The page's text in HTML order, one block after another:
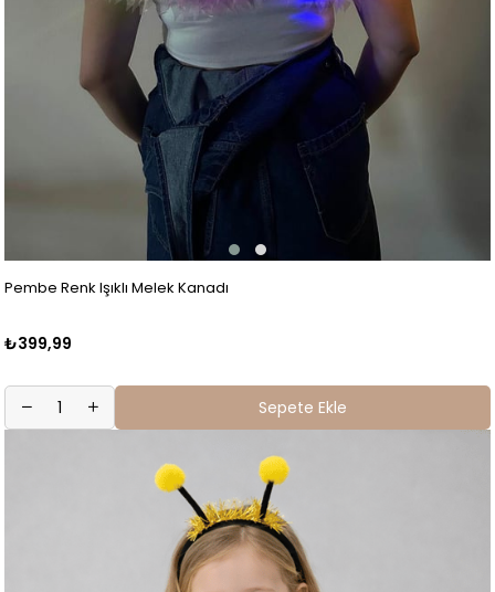
Pembe Renk Işıklı Melek Kanadı
₺399,99
Sepete Ekle